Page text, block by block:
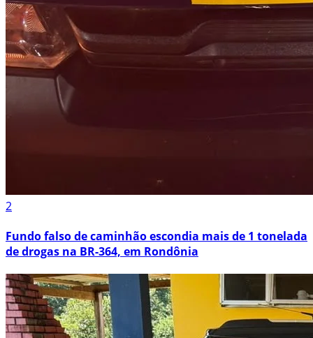
2
Fundo falso de caminhão escondia mais de 1 tonelada
de drogas na BR-364, em Rondônia